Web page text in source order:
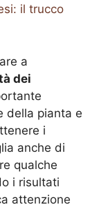
il trucco
a
dei
della pianta e
i
anche di
qualche
i risultati
attenzione